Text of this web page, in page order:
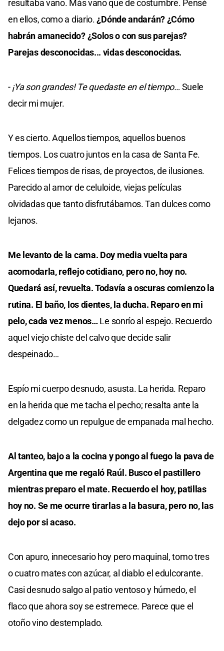
resultaba vano. Más vano que de costumbre. Pensé
en ellos, como a diario.¿Dónde andarán? ¿Cómo
habrán amanecido? ¿Solos o con sus parejas?
Parejas desconocidas... vidas desconocidas.
-¡Ya son grandes! Te quedaste en el tiempo… Suele
decir mi mujer.
Y es cierto. Aquellos tiempos, aquellos buenos
tiempos. Los cuatro juntos en la casa de Santa Fe.
Felices tiempos de risas, de proyectos, de ilusiones.
Parecido al amor de celuloide, viejas películas
olvidadas que tanto disfrutábamos. Tan dulces como
lejanos.
Me levanto de la cama. Doy media vuelta para
acomodarla, reflejo cotidiano, pero no, hoy no.
Quedará así, revuelta. Todavía a oscuras comienzo la
rutina. El baño, los dientes, la ducha. Reparo en mi
pelo, cada vez menos…Le sonrío al espejo. Recuerdo
aquel viejo chiste del calvo que decide salir
despeinado…
Espío mi cuerpo desnudo, asusta. La herida. Reparo
en la herida que me tacha el pecho; resalta ante la
delgadez como un repulgue de empanada mal hecho.
Al tanteo, bajo a la cocina y pongo al fuego la pava de
Argentina que me regaló Raúl. Busco el pastillero
mientras preparo el mate. Recuerdo el hoy, patillas
hoy no. Se me ocurre tirarlas a la basura, pero no, las
dejo por si acaso.
Con apuro, innecesario hoy pero maquinal, tomo tres
o cuatro mates con azúcar, al diablo el edulcorante.
Casi desnudo salgo al patio ventoso y húmedo, el
flaco que ahora soy se estremece. Parece que el
otoño vino destemplado.